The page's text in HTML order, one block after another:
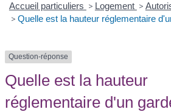
Accueil particuliers > Logement >
> Quelle est la hauteur réglementaire
Question-réponse
Quelle est la hauteur
réglementaire d'un